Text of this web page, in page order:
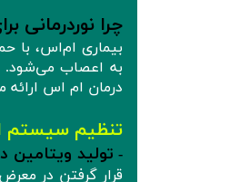
چرا نوردرمانی
به اعصاب می‌شود.
درمان ام اس ارائه
تنظیم سیستم
- تولید ویتامین